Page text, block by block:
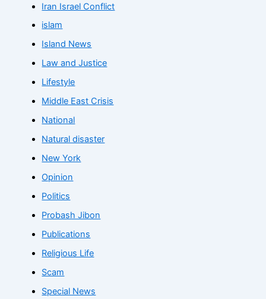
Iran Israel Conflict
islam
Island News
Law and Justice
Lifestyle
Middle East Crisis
National
Natural disaster
New York
Opinion
Politics
Probash Jibon
Publications
Religious Life
Scam
Special News